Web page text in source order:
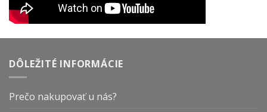
DÔLEŽITÉ INFORMÁCIE
Prečo nakupovať u nás?